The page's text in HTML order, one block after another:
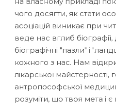
чого досягти, як стати
асоціацій виникає при
веде нас вглиб
біографічні "пазли" і
кожного з нас. Нам
лікарської майстерності,
антропософської
розуміти, що твоя мета і є